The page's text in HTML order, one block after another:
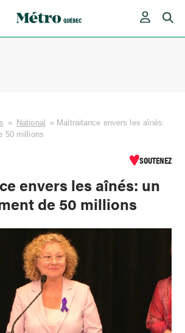
» National » Maltraitance envers les aînés:
50 millions
SOUTENEZ
envers les aînés: un
de 50 millions